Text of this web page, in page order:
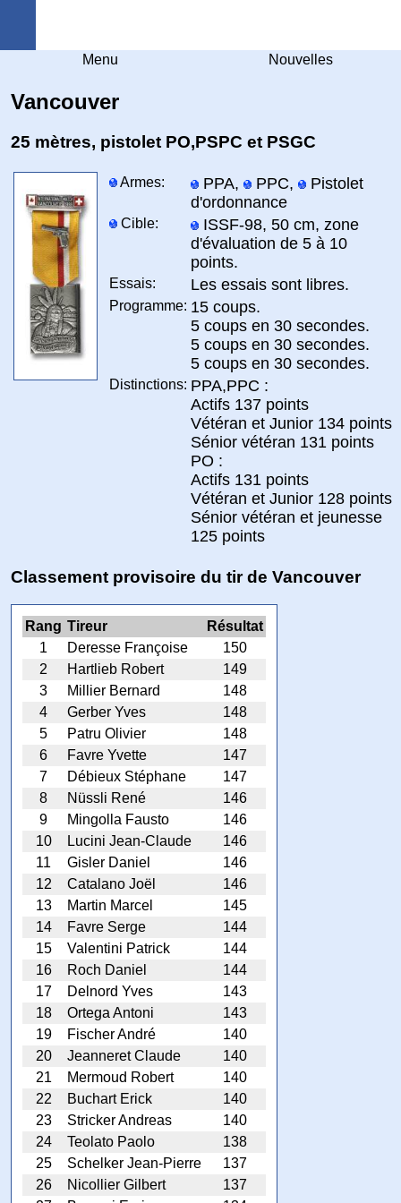
Menu Nouvelles
Vancouver
25 mètres, pistolet PO,PSPC et PSGC
Armes: PPA, PPC,
Pistolet
d'ordonnance
Cible:
ISSF-98, 50 cm, zone
d'évaluation de 5 à 10
points.
Essais: Les essais sont libres.
Programme: 15 coups.
5 coups en 30 secondes.
5 coups en 30 secondes.
5 coups en 30 secondes.
Distinctions: PPA,PPC :
Actifs 137 points
Vétéran et Junior 134 points
Sénior vétéran 131 points
PO :
Actifs 131 points
Vétéran et Junior 128 points
Sénior vétéran et jeunesse
125 points
Classement provisoire du tir de Vancouver
Rang Tireur
Résultat
1
Deresse Françoise
150
2
Hartlieb Robert
149
3
Millier Bernard
148
4
Gerber Yves
148
5
Patru Olivier
148
6
Favre Yvette
147
7
Débieux Stéphane
147
8
Nüssli René
146
9
Mingolla Fausto
146
10
Lucini Jean-Claude
146
11
Gisler Daniel
146
12
Catalano Joël
146
13
Martin Marcel
145
14
Favre Serge
144
15
Valentini Patrick
144
16
Roch Daniel
144
17
Delnord Yves
143
18
Ortega Antoni
143
19
Fischer André
140
20
Jeanneret Claude
140
21
Mermoud Robert
140
22
Buchart Erick
140
23
Stricker Andreas
140
24
Teolato Paolo
138
25
Schelker Jean-Pierre
137
26
Nicollier Gilbert
137